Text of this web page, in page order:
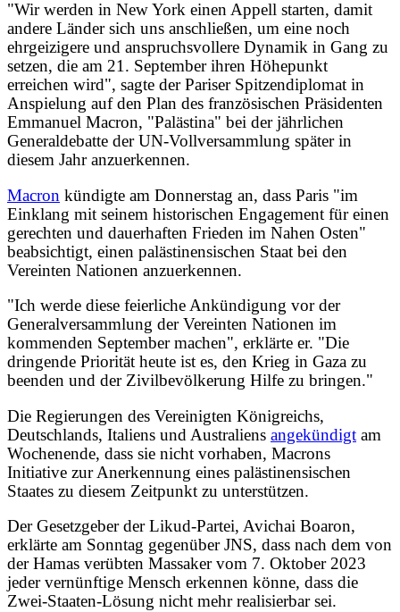
"Wir werden in New York einen Appell starten, damit
andere Länder sich uns anschließen, um eine noch
ehrgeizigere und anspruchsvollere Dynamik in Gang zu
setzen, die am 21. September ihren Höhepunkt
erreichen wird", sagte der Pariser Spitzendiplomat in
Anspielung auf den Plan des französischen Präsidenten
Emmanuel Macron, "Palästina" bei der jährlichen
Generaldebatte der UN-Vollversammlung später in
diesem Jahr anzuerkennen.
Macron kündigte am Donnerstag an, dass Paris "im
Einklang mit seinem historischen Engagement für einen
gerechten und dauerhaften Frieden im Nahen Osten"
beabsichtigt, einen palästinensischen Staat bei den
Vereinten Nationen anzuerkennen.
"Ich werde diese feierliche Ankündigung vor der
Generalversammlung der Vereinten Nationen im
kommenden September machen", erklärte er. "Die
dringende Priorität heute ist es, den Krieg in Gaza zu
beenden und der Zivilbevölkerung Hilfe zu bringen."
Die Regierungen des Vereinigten Königreichs,
Deutschlands, Italiens und Australiens angekündigt am
Wochenende, dass sie nicht vorhaben, Macrons
Initiative zur Anerkennung eines palästinensischen
Staates zu diesem Zeitpunkt zu unterstützen.
Der Gesetzgeber der Likud-Partei, Avichai Boaron,
erklärte am Sonntag gegenüber JNS, dass nach dem von
der Hamas verübten Massaker vom 7. Oktober 2023
jeder vernünftige Mensch erkennen könne, dass die
Zwei-Staaten-Lösung nicht mehr realisierbar sei.